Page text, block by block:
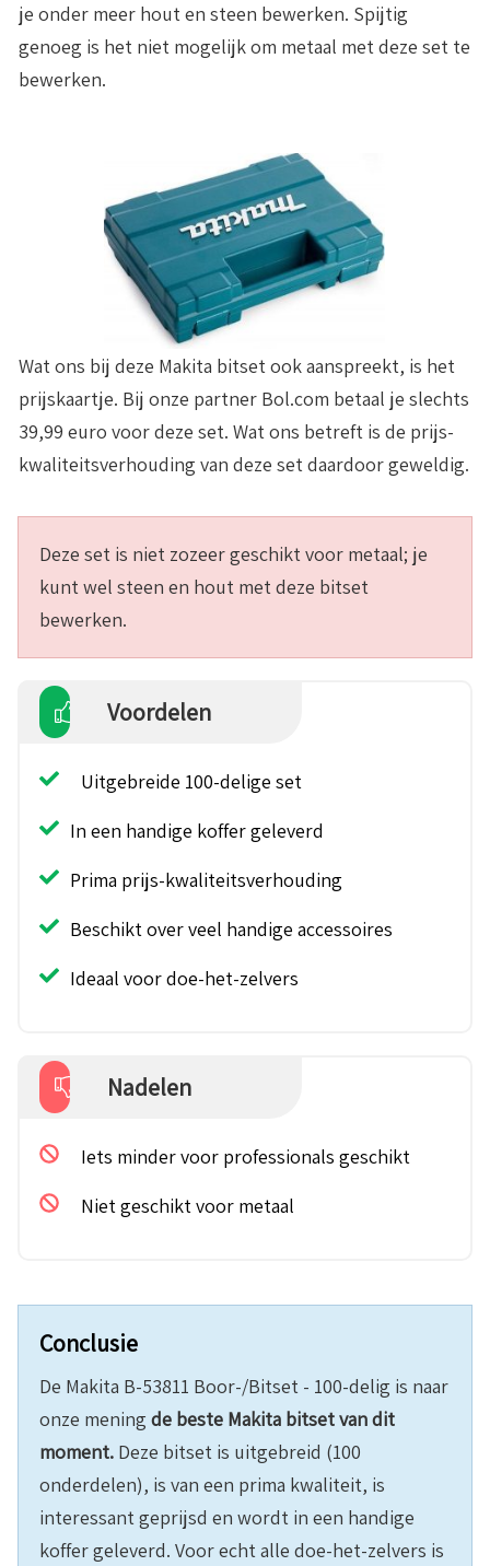
je onder meer hout en steen bewerken. Spijtig
genoeg is het niet mogelijk om metaal met deze set te
bewerken.
Wat ons bij deze Makita bitset ook aanspreekt, is het
prijskaartje. Bij onze partner Bol.com betaal je slechts
39,99 euro voor deze set. Wat ons betreft is de prijs-
kwaliteitsverhouding van deze set daardoor geweldig.
Deze set is niet zozeer geschikt voor metaal; je
kunt wel steen en hout met deze bitset
bewerken.
Voordelen
Uitgebreide 100-delige set
In een handige koffer geleverd
Prima prijs-kwaliteitsverhouding
Beschikt over veel handige accessoires
Ideaal voor doe-het-zelvers
Nadelen
Iets minder voor professionals geschikt
Niet geschikt voor metaal
Conclusie
De Makita B-53811 Boor-/Bitset - 100-delig is naar
onze mening de beste Makita bitset van dit
moment. Deze bitset is uitgebreid (100
onderdelen), is van een prima kwaliteit, is
interessant geprijsd en wordt in een handige
koffer geleverd. Voor echt alle doe-het-zelvers is